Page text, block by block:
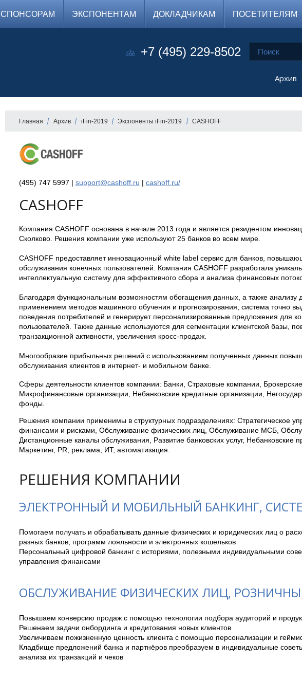
СПОНСОРАМ ЭКСПОНЕНТАМ ДОКЛАДЧИКАМ ПОСЕТИТЕЛЯМ
+7 (495) 229-8502
Архив
Главная Архив iFin-2019 Экспоненты iFin-2019 CASHOFF
(495) 747 5997 | support@cashoff.ru | cashoff.ru/
CASHOFF
Компания CASHOFF основана в начале 2013 года и является резидентом
Сколково. Решения компании уже используют 25 банков во всем мире.
CASHOFF предоставляет инновационный white label сервис для банков,
обслуживания конечных пользователей. Компания CASHOFF разработала
интеллектуальную систему для эффективного сбора и анализа финансовых
Благодаря функциональным возможностям обогащения данных, а также анализу
применением методов машинного обучения и прогнозирования, система точно
поведения потребителей и генерирует персонализированные предложения для
пользователей. Также данные используются для сегментации клиентской базы,
транзакционной активности, увеличения кросс-продаж.
Многообразие прибыльных решений с использованием полученных данных
обслуживания клиентов в интернет- и мобильном банке.
Сферы деятельности клиентов компании: Банки, Страховые компании,
Микрофинансовые организации, Небанковские кредитные организации,
фонды.
Решения компании применимы в структурных подразделениях: Стратегическое
финансами и рисками, Обслуживание физических лиц, Обслуживание МСБ,
Дистанционные каналы обслуживания, Развитие банковских услуг, Небанковские
Маркетинг, PR, реклама, ИТ, автоматизация.
РЕШЕНИЯ КОМПАНИИ
ЭЛЕКТРОННЫЙ И МОБИЛЬНЫЙ БАНКИНГ,
Помогаем получать и обрабатывать данные физических и юридических лиц о
разных банков, программ лояльности и электронных кошельков
Персональный цифровой банкинг с историями, полезными индивидуальными
управления финансами
ОБСЛУЖИВАНИЕ ФИЗИЧЕСКИХ ЛИЦ,
Повышаем конверсию продаж с помощью технологии подбора аудиторий и
Решенаем задачи онбординга и кредитования новых клиентов
Увеличиваем пожизненную ценность клиента с помощью персонализации и
Кладбище предложений банка и партнёров преобразуем в индивидуальные
анализа их транзакций и чеков